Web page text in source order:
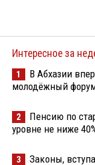
Интересное за
1
В Абхазии
молодёжный
2
Пенсию по
уровне не ниже
3 Законы,